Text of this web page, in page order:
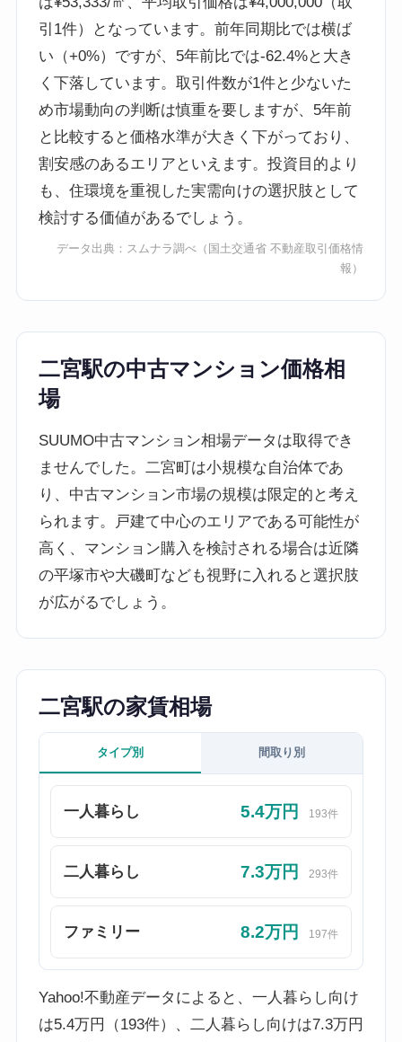
引1件）となっています。前年同期比では横ば
い（+0%）ですが、5年前比では-62.4%と大き
く下落しています。取引件数が1件と少ないた
め市場動向の判断は慎重を要しますが、5年前
と比較すると価格水準が大きく下がっており、
割安感のあるエリアといえます。投資目的より
も、住環境を重視した実需向けの選択肢として
検討する価値があるでしょう。
データ出典： スムナラ調べ （国土交通省 不動産取引価格情
報）
二宮駅の中古マンション価格相
場
SUUMO中古マンション相場データは取得でき
ませんでした。二宮町は小規模な自治体であ
り、中古マンション市場の規模は限定的と考え
られます。戸建て中心のエリアである可能性が
高く、マンション購入を検討される場合は近隣
の平塚市や大磯町なども視野に入れると選択肢
が広がるでしょう。
二宮駅の家賃相場
タイプ別 間取り別
一人暮らし 5.4万円 193件
二人暮らし 7.3万円 293件
ファミリー 8.2万円 197件
Yahoo!不動産データによると、一人暮らし向け
は5.4万円（193件）、二人暮らし向けは7.3万円